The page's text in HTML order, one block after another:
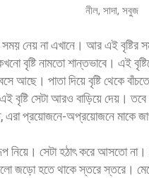
নীল, সাদা, সবুজ
নেয় না এখানে। আর এই বৃষ্টির
কখনো বৃষ্টি নামতো শান্তভাবে। এই
আছে। পাতা দিয়ে বৃষ্টি থেকে
বৃষ্টি সেটা আরও বাড়িয়ে দেয়।
এরা প্রয়োজনে-অপ্রয়োজনে মাকে
রূপ নিয়ে। সেটা হঠাৎ করে
জড়ো হতে থাকে স্তরে স্তরে।